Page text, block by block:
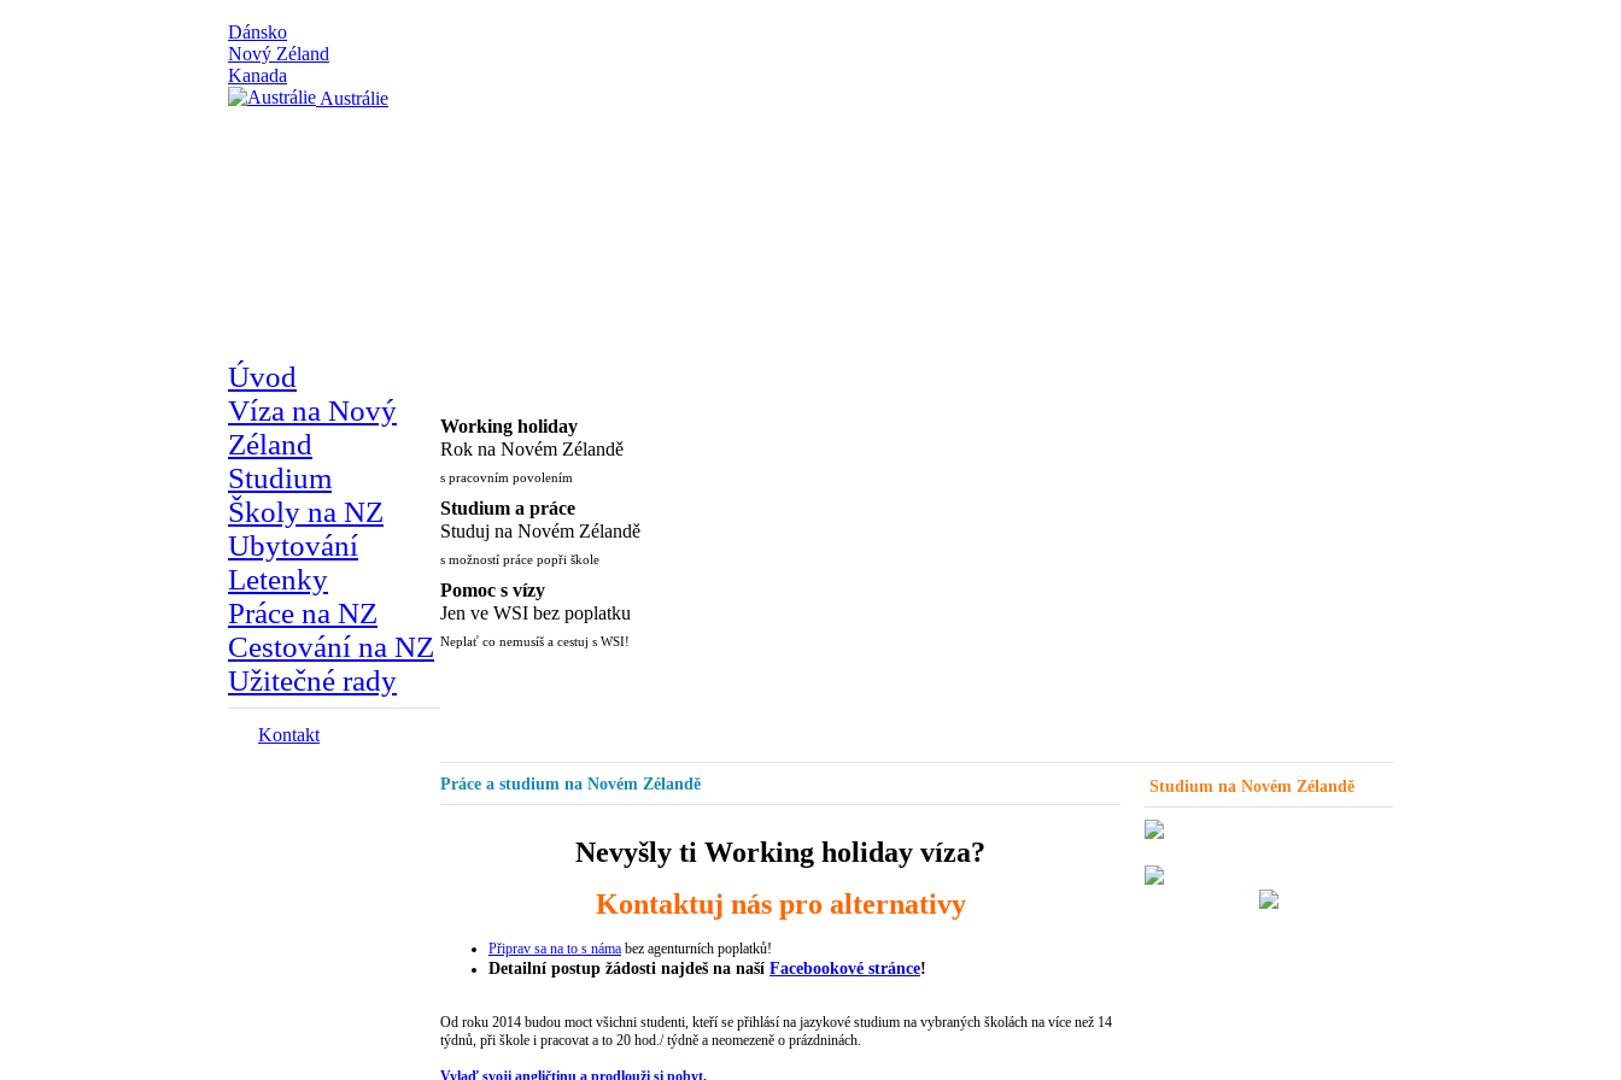
Dánsko
Nový Zéland
Kanada
Austrálie
Úvod
Víza na Nový
Zéland
Studium
Školy na NZ
Ubytování
Letenky
Práce na NZ
Cestování na NZ
Užitečné rady
Kontakt
Working holiday
Rok na Novém Zélandě
s pracovním povolením
Studium a práce
Studuj na Novém Zélandě
s možností práce popři škole
Pomoc s vízy
Jen ve WSI bez poplatku
Neplať co nemusíš a cestuj s WSI!
Práce a studium na Novém Zélandě
Nevyšly ti Working holiday víza?
Kontaktuj nás pro alternativy
Připrav sa na to s náma bez agenturních poplatků!
Detailní postup žádosti najdeš na naší Facebookové stránce!
Od roku 2014 budou moct všichni studenti, kteří se přihlásí na jazykové studium na vybraných školách na více než 14
týdnů, při škole i pracovat a to 20 hod./ týdně a neomezeně o prázdninách.
Studium na Novém Zélandě